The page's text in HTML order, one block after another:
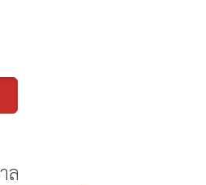
ล